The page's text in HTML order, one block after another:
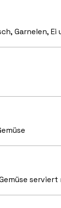
Garnelen, Ei